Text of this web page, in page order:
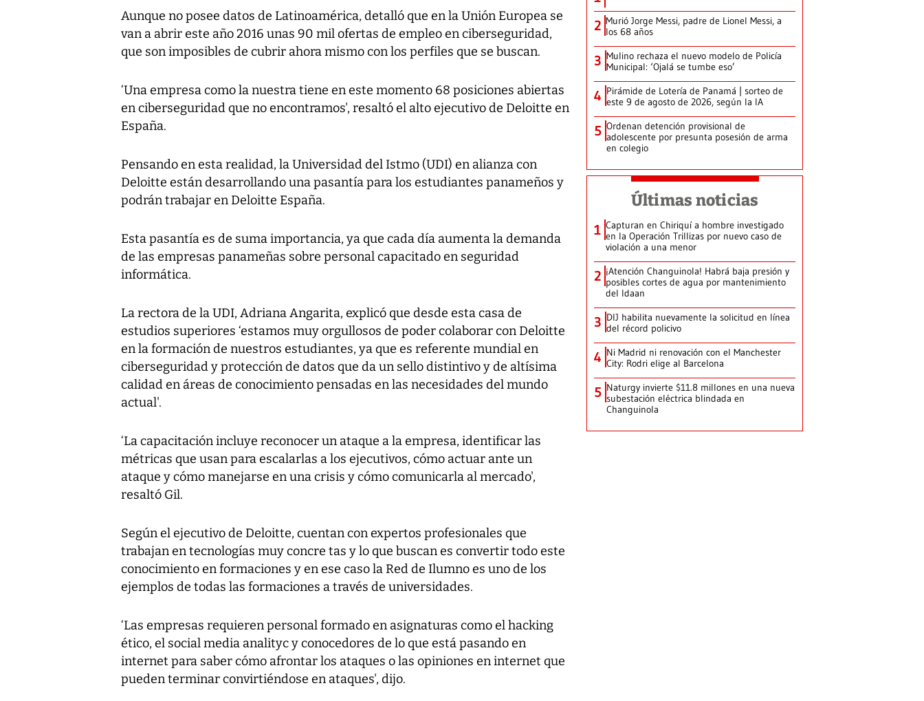
Aunque no posee datos de Latinoamérica, detalló que en la Unión Europea se
van a abrir este año 2016 unas 90 mil ofertas de empleo en ciberseguridad,
que son imposibles de cubrir ahora mismo con los perfiles que se buscan.
‘Una empresa como la nuestra tiene en este momento 68 posiciones abiertas
en ciberseguridad que no encontramos', resaltó el alto ejecutivo de Deloitte en
España.
Pensando en esta realidad, la Universidad del Istmo (UDI) en alianza con
Deloitte están desarrollando una pasantía para los estudiantes panameños y
podrán trabajar en Deloitte España.
Esta pasantía es de suma importancia, ya que cada día aumenta la demanda
de las empresas panameñas sobre personal capacitado en seguridad
informática.
La rectora de la UDI, Adriana Angarita, explicó que desde esta casa de
estudios superiores ‘estamos muy orgullosos de poder colaborar con Deloitte
en la formación de nuestros estudiantes, ya que es referente mundial en
ciberseguridad y protección de datos que da un sello distintivo y de altísima
calidad en áreas de conocimiento pensadas en las necesidades del mundo
actual'.
‘La capacitación incluye reconocer un ataque a la empresa, identificar las
métricas que usan para escalarlas a los ejecutivos, cómo actuar ante un
ataque y cómo manejarse en una crisis y cómo comunicarla al mercado',
resaltó Gil.
Según el ejecutivo de Deloitte, cuentan con expertos profesionales que
trabajan en tecnologías muy concre tas y lo que buscan es convertir todo este
conocimiento en formaciones y en ese caso la Red de Ilumno es uno de los
ejemplos de todas las formaciones a través de universidades.
‘Las empresas requieren personal formado en asignaturas como el hacking
ético, el social media analityc y conocedores de lo que está pasando en
internet para saber cómo afrontar los ataques o las opiniones en internet que
pueden terminar convirtiéndose en ataques', dijo.
2 Murió Jorge Messi, padre de Lionel Messi, a
los 68 años
3 Mulino rechaza el nuevo modelo de Policía
Municipal: ‘Ojalá se tumbe eso’
4 Pirámide de Lotería de Panamá | sorteo de
este 9 de agosto de 2026, según la IA
5 Ordenan detención provisional de
adolescente por presunta posesión de arma
en colegio
Últimas noticias
1 Capturan en Chiriquí a hombre investigado
en la Operación Trillizas por nuevo caso de
violación a una menor
2 ¡Atención Changuinola! Habrá baja presión y
posibles cortes de agua por mantenimiento
del Idaan
3 DIJ habilita nuevamente la solicitud en línea
del récord policivo
4 Ni Madrid ni renovación con el Manchester
City: Rodri elige al Barcelona
5 Naturgy invierte $11.8 millones en una nueva
subestación eléctrica blindada en
Changuinola